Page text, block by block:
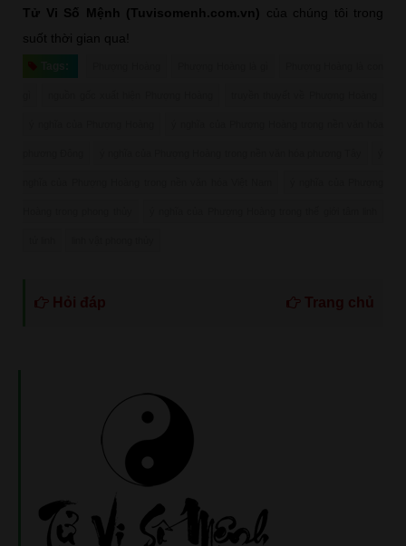
Tử Vi Số Mệnh (Tuvisomenh.com.vn) của chúng tôi trong
suốt thời gian qua!
Hỏi đáp Trang chủ